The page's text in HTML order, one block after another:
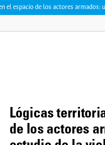
el espacio de los actores